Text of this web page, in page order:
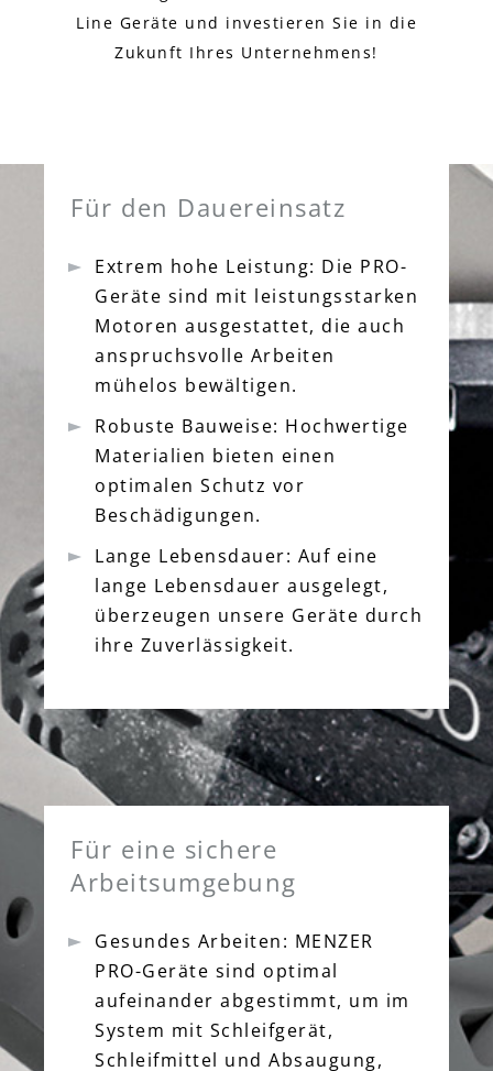
Line Geräte und investieren Sie in die
Zukunft Ihres Unternehmens!
Für den Dauereinsatz
Extrem hohe Leistung: Die PRO-
Geräte sind mit leistungsstarken
Motoren ausgestattet, die auch
anspruchsvolle Arbeiten
mühelos bewältigen.
Robuste Bauweise: Hochwertige
Materialien bieten einen
optimalen Schutz vor
Beschädigungen.
Lange Lebensdauer: Auf eine
lange Lebensdauer ausgelegt,
überzeugen unsere Geräte durch
ihre Zuverlässigkeit.
Für eine sichere
Arbeitsumgebung
Gesundes Arbeiten: MENZER
PRO-Geräte sind optimal
aufeinander abgestimmt, um im
System mit Schleifgerät,
Schleifmittel und Absaugung,